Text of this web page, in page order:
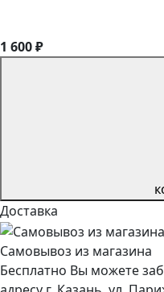
1 600 ₽
Доставка
Самовывоз из магазина
Бесплатно Вы можете